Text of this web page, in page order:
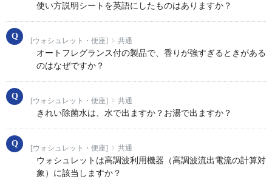
使い方説明シートを英語にしたものはありますか？
[ウォシュレット・便座] 共通
オートフレグランス付の製品で、香りが強すぎるときがある
のはなぜですか？
[ウォシュレット・便座] 共通
きれい除菌水は、水で出ますか？お湯で出ますか？
[ウォシュレット・便座] 共通
ウォシュレットは高調波利用機器（高調波流出電流の計算対
象）に該当しますか？